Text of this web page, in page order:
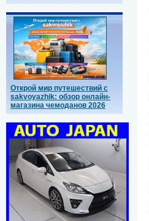
Открой мир путешествий с
sakvoyazhik: обзор онлайн-
магазина чемоданов 2026